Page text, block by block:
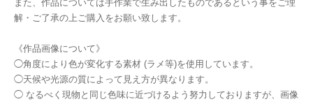
また、作品については手作業で生み出したものであるという事をご理
解・ご了承の上ご購入をお願い致します。
《作品画像について》
◯角度により色が変化する素材 (ラメ等)を使用しています。
◯天候や光源の質によって見え方が異なります。
◯ なるべく現物と同じ色味に近づけるよう努力しておりますが、画像